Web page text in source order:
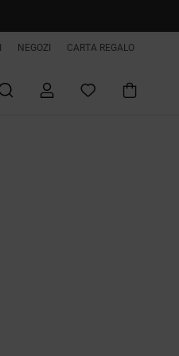
NEGOZI CARTA REGALO